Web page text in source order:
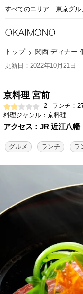
すべてのエリア 東京グル
トップ 関西 ディナー
更新日：2022年10月21日
京料理 宮前
2 ランチ：
料理ジャンル：京料理
アクセス：JR 近江八幡
グルメ ランチ ラ